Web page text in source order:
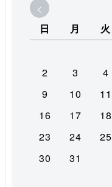
<
日
月 火
2
3 4
9
10 11
16
17 18
23
24 25
30
31